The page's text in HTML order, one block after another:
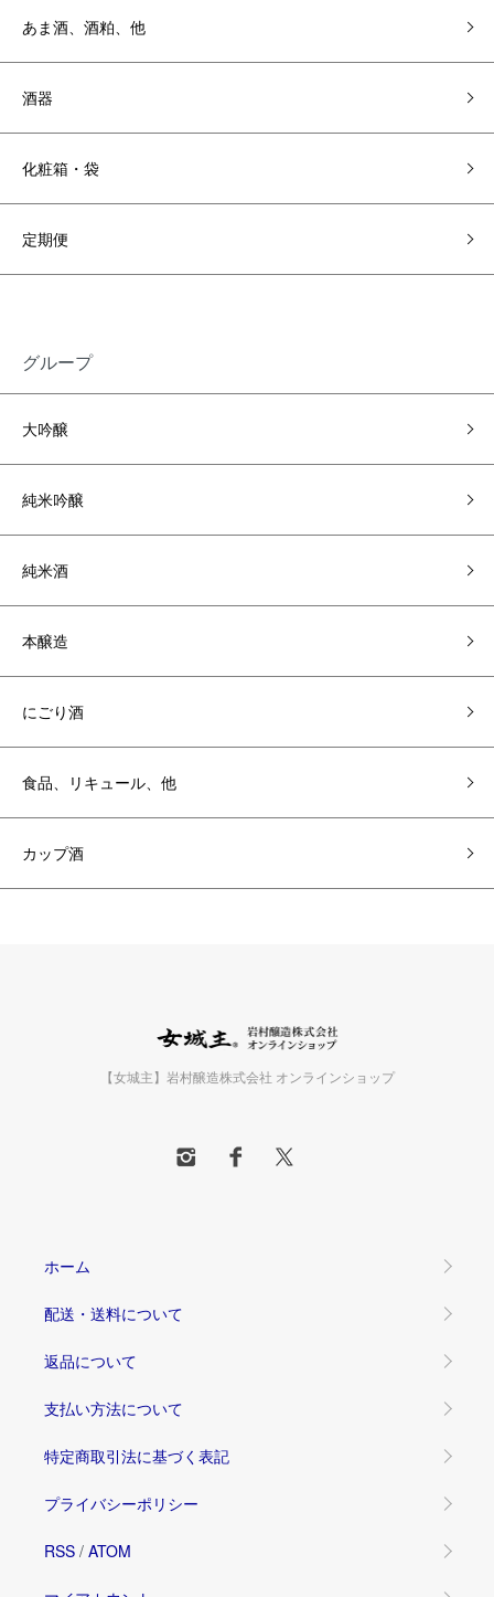
あま酒、酒粕、他
酒器
化粧箱・袋
定期便
グループ
大吟醸
純米吟醸
純米酒
本醸造
にごり酒
食品、リキュール、他
カップ酒
【女城主】岩村醸造株式会社 オンラインショップ
ホーム
配送・送料について
返品について
支払い方法について
特定商取引法に基づく表記
プライバシーポリシー
RSS / ATOM